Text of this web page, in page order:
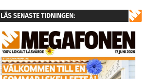
LÄS SENASTE TIDNINGEN: